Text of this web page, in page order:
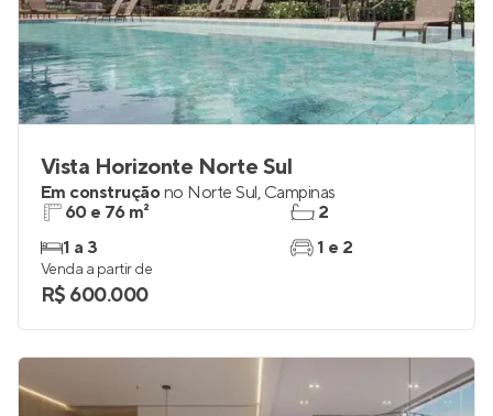
Vista Horizonte Norte Sul
Em construçãono Norte Sul, Campinas
60 e 76 m²
1 a 3
2
1 e 2
Venda a partir de
R$ 600.000